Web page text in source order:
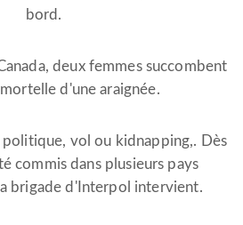
bord.
deux femmes succombent
d'une araignée.
politique, vol ou kidnapping,. Dès
commis dans plusieurs pays
brigade d'Interpol intervient.